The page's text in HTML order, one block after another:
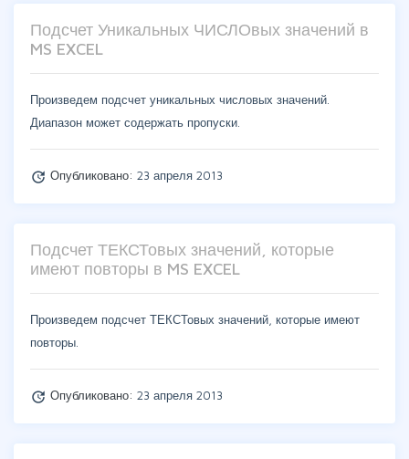
Подсчет Уникальных ЧИСЛОвых значений в
MS EXCEL
Произведем подсчет уникальных числовых значений.
Диапазон может содержать пропуски.
update Опубликовано: 23 апреля 2013
Подсчет ТЕКСТовых значений, которые
имеют повторы в MS EXCEL
Произведем подсчет ТЕКСТовых значений, которые имеют
повторы.
update Опубликовано: 23 апреля 2013